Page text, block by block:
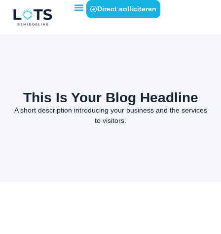
Direct solliciteren
This Is Your Blog Headline
A short description introducing your business and the services
to visitors.